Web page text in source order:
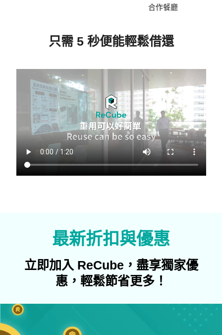
合作餐廳
只需 5 秒便能輕鬆借還
最新折扣與優惠
立即加入 ReCube，盡享獨家優
惠，輕鬆節省更多！